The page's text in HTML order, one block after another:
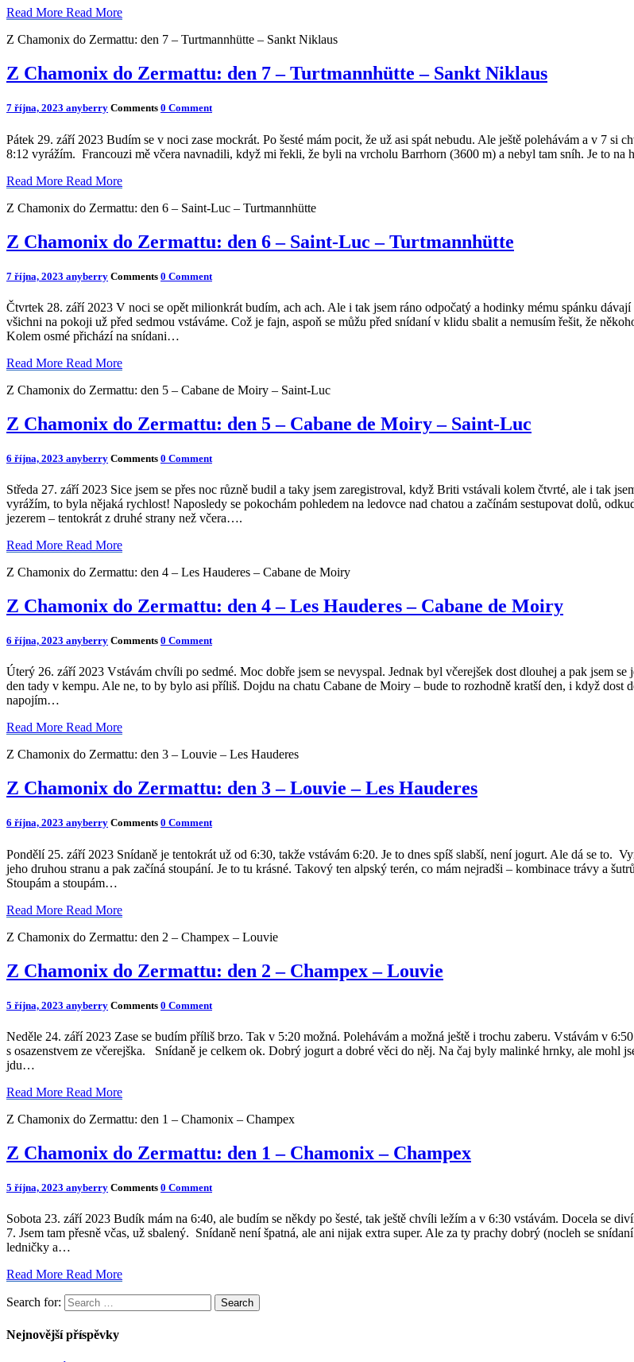
Read More Read More
Z Chamonix do Zermattu: den 7 – Turtmannhütte – Sankt Niklaus
Z Chamonix do Zermattu: den 7 – Turtmannhütte – Sankt Niklaus
7 října, 2023 anyberry Comments 0 Comment
Pátek 29. září 2023 Budím se v noci zase mockrát. Po šesté mám pocit, že už asi spát nebudu. Ale ještě polehávám a v 7
8:12 vyrážím. Francouzi mě včera navnadili, když mi řekli, že byli na vrcholu Barrhorn (3600 m) a nebyl tam sníh. Je to
Read More Read More
Z Chamonix do Zermattu: den 6 – Saint-Luc – Turtmannhütte
Z Chamonix do Zermattu: den 6 – Saint-Luc – Turtmannhütte
7 října, 2023 anyberry Comments 0 Comment
Čtvrtek 28. září 2023 V noci se opět milionkrát budím, ach ach. Ale i tak jsem ráno odpočatý a hodinky mému spánku
všichni na pokoji už před sedmou vstáváme. Což je fajn, aspoň se můžu před snídaní v klidu sbalit a nemusím řešit, že
Kolem osmé přichází na snídani…
Read More Read More
Z Chamonix do Zermattu: den 5 – Cabane de Moiry – Saint-Luc
Z Chamonix do Zermattu: den 5 – Cabane de Moiry – Saint-Luc
6 října, 2023 anyberry Comments 0 Comment
Středa 27. září 2023 Sice jsem se přes noc různě budil a taky jsem zaregistroval, když Briti vstávali kolem čtvrté, ale i tak
vyrážím, to byla nějaká rychlost! Naposledy se pokochám pohledem na ledovce nad chatou a začínám sestupovat dolů,
jezerem – tentokrát z druhé strany než včera….
Read More Read More
Z Chamonix do Zermattu: den 4 – Les Hauderes – Cabane de Moiry
Z Chamonix do Zermattu: den 4 – Les Hauderes – Cabane de Moiry
6 října, 2023 anyberry Comments 0 Comment
Úterý 26. září 2023 Vstávám chvíli po sedmé. Moc dobře jsem se nevyspal. Jednak byl včerejšek dost dlouhej a pak jsem
den tady v kempu. Ale ne, to by bylo asi příliš. Dojdu na chatu Cabane de Moiry – bude to rozhodně kratší den, i když
napojím…
Read More Read More
Z Chamonix do Zermattu: den 3 – Louvie – Les Hauderes
Z Chamonix do Zermattu: den 3 – Louvie – Les Hauderes
6 října, 2023 anyberry Comments 0 Comment
Pondělí 25. září 2023 Snídaně je tentokrát už od 6:30, takže vstávám 6:20. Je to dnes spíš slabší, není jogurt. Ale dá se to.
jeho druhou stranu a pak začíná stoupání. Je to tu krásné. Takový ten alpský terén, co mám nejradši – kombinace trávy a
Stoupám a stoupám…
Read More Read More
Z Chamonix do Zermattu: den 2 – Champex – Louvie
Z Chamonix do Zermattu: den 2 – Champex – Louvie
5 října, 2023 anyberry Comments 0 Comment
Neděle 24. září 2023 Zase se budím příliš brzo. Tak v 5:20 možná. Polehávám a možná ještě i trochu zaberu. Vstávám v
s osazenstvem ze včerejška. Snídaně je celkem ok. Dobrý jogurt a dobré věci do něj. Na čaj byly malinké hrnky, ale mohl
jdu…
Read More Read More
Z Chamonix do Zermattu: den 1 – Chamonix – Champex
Z Chamonix do Zermattu: den 1 – Chamonix – Champex
5 října, 2023 anyberry Comments 0 Comment
Sobota 23. září 2023 Budík mám na 6:40, ale budím se někdy po šesté, tak ještě chvíli ležím a v 6:30 vstávám. Docela se
7. Jsem tam přesně včas, už sbalený. Snídaně není špatná, ale ani nijak extra super. Ale za ty prachy dobrý (nocleh se
ledničky a…
Read More Read More
Search for: Search
Nejnovější příspěvky